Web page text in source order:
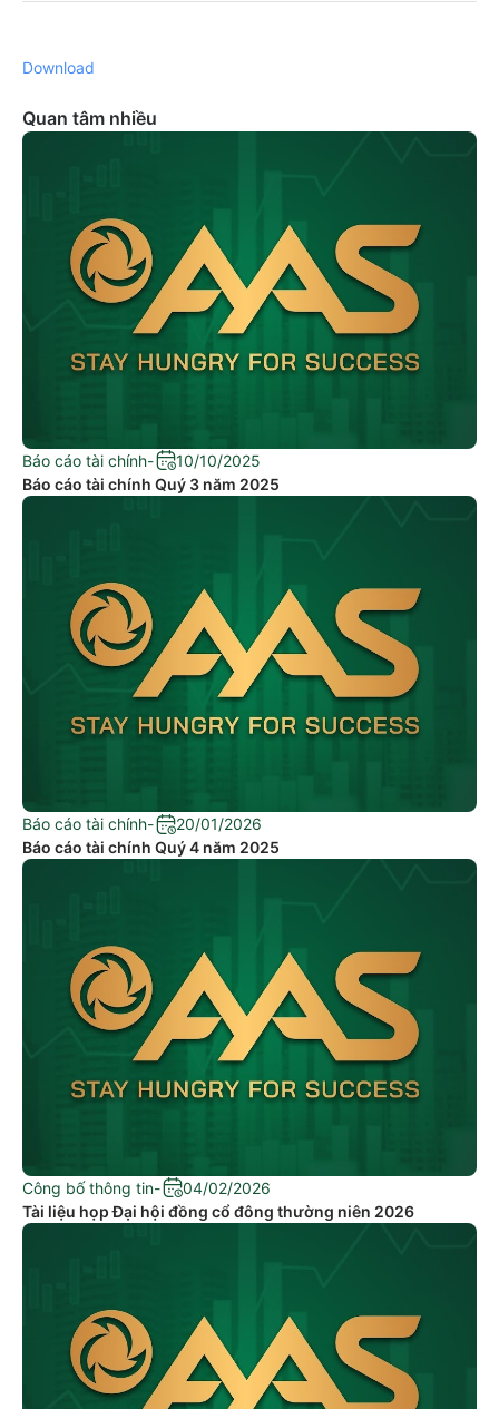
Download
Quan tâm nhiều
Báo cáo tài chính-
10/10/2025
Báo cáo tài chính Quý 3 năm 2025
Báo cáo tài chính-
20/01/2026
Báo cáo tài chính Quý 4 năm 2025
Công bố thông tin-
04/02/2026
Tài liệu họp Đại hội đồng cổ đông thường niên 2026